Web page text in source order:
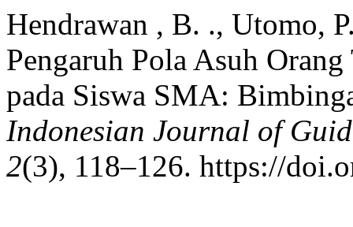
Hendrawan , B. ., Utomo,
Pengaruh Pola Asuh
pada Siswa SMA:
Indonesian Journal of
2(3), 118–126. https://